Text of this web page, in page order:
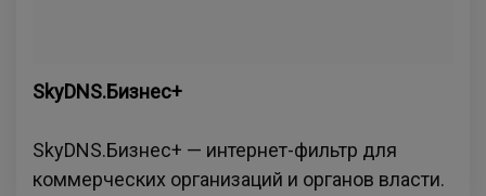
SkyDNS.Бизнес+
SkyDNS.Бизнес+ — интернет-фильтр для
коммерческих организаций и органов власти.